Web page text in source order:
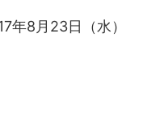
年8月23日（水）